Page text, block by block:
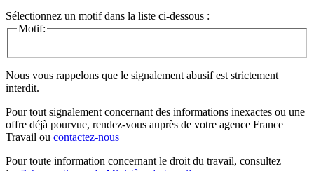
Sélectionnez un motif dans la liste ci-dessous :
Motif:
Nous vous rappelons que le signalement abusif est strictement
interdit.
Pour tout signalement concernant des informations inexactes ou une
offre déjà pourvue, rendez-vous auprès de votre agence France
Travail ou contactez-nous
Pour toute information concernant le droit du travail, consultez